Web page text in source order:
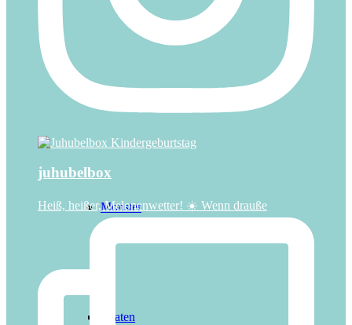
Monster
Piraten
juhubelbox
Heiß, heißer, Melonenwetter! ☀️ Wenn drauße